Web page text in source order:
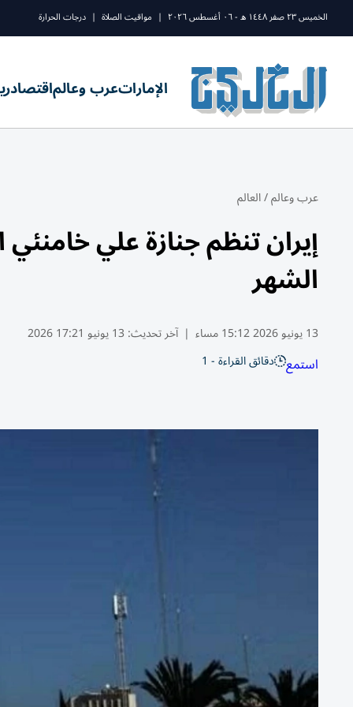
الخميس ٢٣ صفر ١٤٤٨ ه - ٠٦ أغسطس ٢٠٢٦ | مواقيت الصلاة | درجات الحرارة
الإماراتعرب وعالماقتصاد
عرب وعالم/العالم
الشهر
13 يونيو 2026 15:12 مساء | آخر تحديث: 13 يونيو 17:21 2026
استمع دقائق القراءة - 1